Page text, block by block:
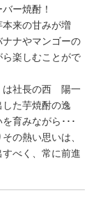
ー焼酎！
来の甘みが増
ナやマンゴーの
楽しむことがで
は社長の西 陽一
た芋焼酎の逸
育みながら･･･
の熱い思いは、
べく、常に前進